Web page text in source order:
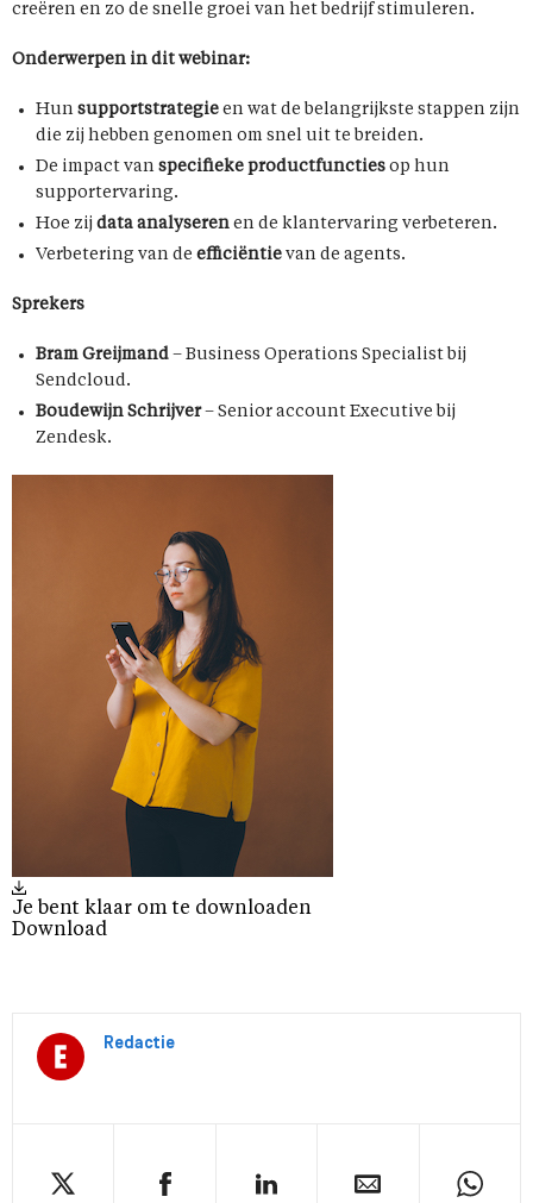
creëren en zo de snelle groei van het bedrijf stimuleren.
Onderwerpen in dit webinar:
Hun supportstrategie en wat de belangrijkste stappen zijn
die zij hebben genomen om snel uit te breiden.
De impact van specifieke productfuncties op hun
supportervaring.
Hoe zij data analyseren en de klantervaring verbeteren.
Verbetering van de efficiëntie van de agents.
Sprekers
Bram Greijmand – Business Operations Specialist bij
Sendcloud.
Boudewijn Schrijver– Senior account Executive bij
Zendesk.
Je bent klaar om te downloaden
Download
Redactie